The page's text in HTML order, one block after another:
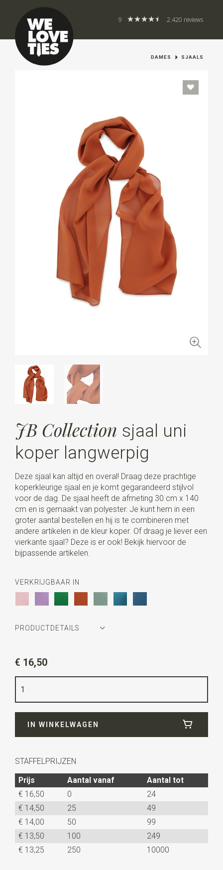
9 2.420 reviews
DAMES SJAALS
JB Collection sjaal uni
koper langwerpig
Deze sjaal kan altijd en overal! Draag deze prachtige
koperkleurige sjaal en je komt gegarandeerd stijlvol
voor de dag. De sjaal heeft de afmeting 30 cm x 140
cm en is gemaakt van polyester. Je kunt hem in een
groter aantal bestellen en hij is te combineren met
andere artikelen in de kleur koper. Of draag je liever een
vierkante sjaal? Deze is er ook! Bekijk hiervoor de
bijpassende artikelen.
VERKRIJGBAAR IN
PRODUCTDETAILS
koper
Kwaliteit
Lengte140 cm
€ 16,50
IN WINKELWAGEN
STAFFELPRIJZEN
Prijs
Aantal vanaf
Aantal tot
€ 16,50
0
24
€ 14,50
25
49
€ 14,00
50
99
€ 13,50
100
249
€ 13,25
250 10000